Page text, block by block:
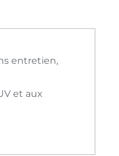
entretien,
et aux